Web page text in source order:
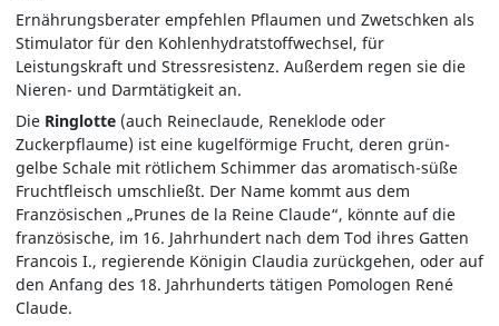
Ernährungsberater empfehlen Pflaumen und Zwetschken als
Stimulator für den Kohlenhydratstoffwechsel, für
Leistungskraft und Stressresistenz. Außerdem regen sie die
Nieren- und Darmtätigkeit an.
Die Ringlotte (auch Reineclaude, Reneklode oder
Zuckerpflaume) ist eine kugelförmige Frucht, deren grün-
gelbe Schale mit rötlichem Schimmer das aromatisch-süße
Fruchtfleisch umschließt. Der Name kommt aus dem
Französischen „Prunes de la Reine Claude“, könnte auf die
französische, im 16. Jahrhundert nach dem Tod ihres Gatten
Francois I., regierende Königin Claudia zurückgehen, oder auf
den Anfang des 18. Jahrhunderts tätigen Pomologen René
Claude.